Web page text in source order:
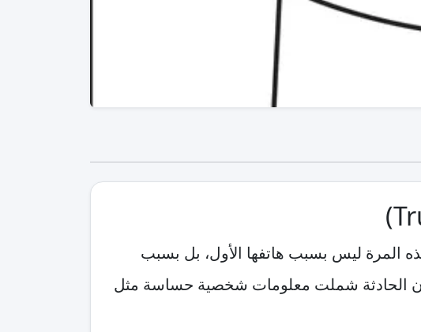
المرة ليس بسبب هاتفها الأول، بل بسبب
فإن الحادثة شملت معلومات شخصية حساسة مثل